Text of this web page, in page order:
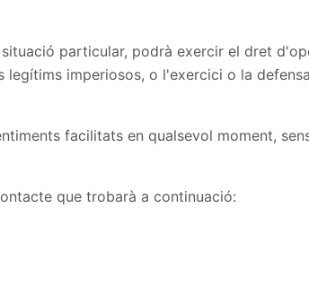
particular, podrà exercir el dret
imperiosos, o l'exercici o la
facilitats en qualsevol moment,
que trobarà a continuació: